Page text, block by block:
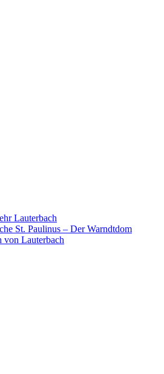
Lauterbach
St. Paulinus – Der Warndtdom
von Lauterbach